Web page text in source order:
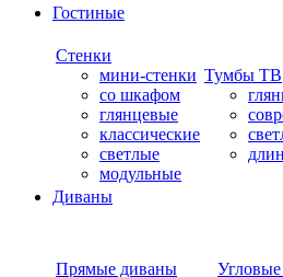
Гостиные
Стенки
мини-стенки
со шкафом
глянцевые
классические
светлые
модульные
Тумбы ТВ
Диваны
Прямые диваны